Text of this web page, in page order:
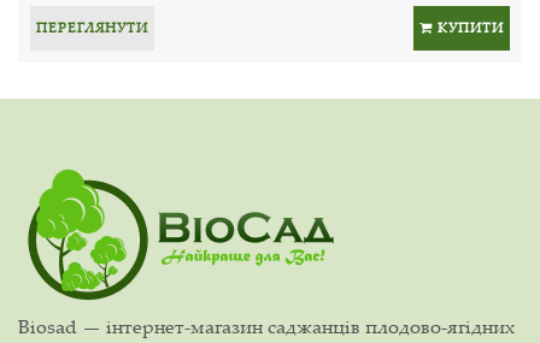
ПЕРЕГЛЯНУТИ КУПИТИ
Biosad — інтернет-магазин саджанців плодово-ягідних